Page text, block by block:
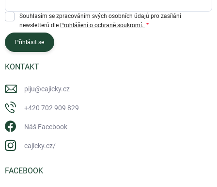
Souhlasím se zpracováním svých osobních údajů pro zasílání
newsletterů dle Prohlášení o ochraně soukromí.
Přihlásit se
KONTAKT
piju@cajicky.cz
+420 702 909 829
Náš Facebook
cajicky.cz/
FACEBOOK